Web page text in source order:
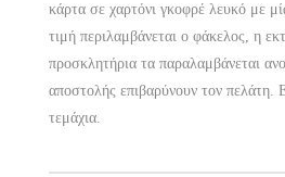
κάρτα σε χαρτόνι γκοφρέ λευκό με
τιμή περιλαμβάνεται ο φάκελος, η
προσκλητήρια τα παραλαμβάνεται
αποστολής επιβαρύνουν τον πελάτη.
τεμάχια.